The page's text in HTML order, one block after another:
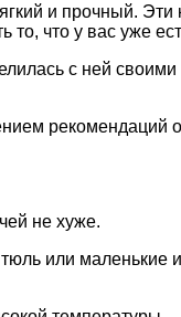
и прочный.
то, что у вас уже
с ней
рекомендаций
не хуже.
или